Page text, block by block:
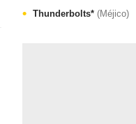
Thunderbolts* (Méjico)